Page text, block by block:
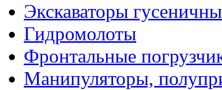
Экскаваторы
Гидромолоты
Фронтальные
Манипуляторы,